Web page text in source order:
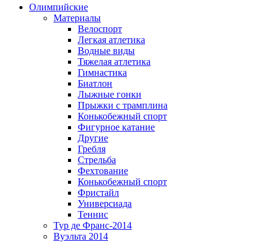
Олимпийские
Материалы
Велоспорт
Легкая атлетика
Водные виды
Тяжелая атлетика
Гимнастика
Биатлон
Лыжные гонки
Прыжки с трамплина
Конькобежный спорт
Фигурное катание
Другие
Гребля
Стрельба
Фехтование
Конькобежный спорт
Фристайл
Универсиада
Теннис
Тур де Франс-2014
Вуэльта 2014